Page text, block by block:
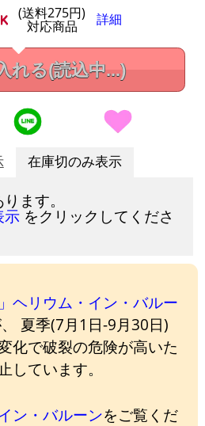
(送料275円)
対応商品 詳細
れる(読込中...)
在庫切のみ表示
ます。
示 をクリックしてくださ
ヘリウム・イン・バルー
夏季(7月1日-9月30日)
化で破裂の危険が高いた
しています。
ン・バルーンをご覧くだ